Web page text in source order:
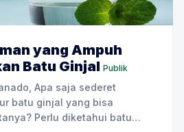
yang Ampuh
Batu Ginjal Publik
Apa saja sederet
batu ginjal yang bisa
batu